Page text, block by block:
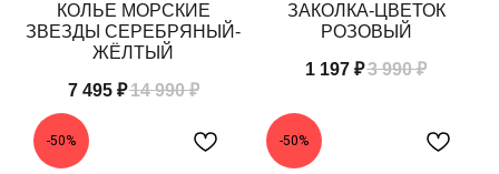
КОЛЬЕ МОРСКИЕ
ЗВЕЗДЫ СЕРЕБРЯНЫЙ-
ЖЁЛТЫЙ
7 495 ₽14 990 ₽
ЗАКОЛКА-ЦВЕТОК
РОЗОВЫЙ
1 197 ₽3 990 ₽
-50% -50%